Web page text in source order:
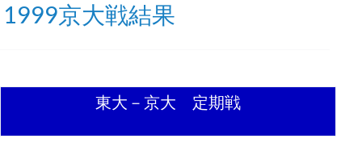
1999京大戦結果
東大－京大 定期戦